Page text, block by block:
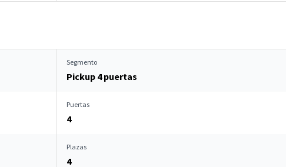
Segmento
Pickup 4 puertas
Puertas
4
Plazas
4